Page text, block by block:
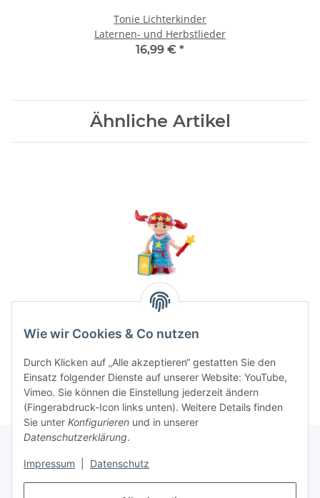
Wie wir Cookies & Co nutzen
Durch Klicken auf „Alle akzeptieren“ gestatten Sie den
Einsatz folgender Dienste auf unserer Website: YouTube,
Vimeo. Sie können die Einstellung jederzeit ändern
(Fingerabdruck-Icon links unten). Weitere Details finden
Sie unter Konfigurieren und in unserer
Datenschutzerklärung.
Impressum Datenschutz
Tonie Lichterkinder
Laternen- und Herbstlieder
16,99 € *
Ähnliche Artikel
Tonie Lichterkinder
Laternen- und Herbstlieder
16,99 €*